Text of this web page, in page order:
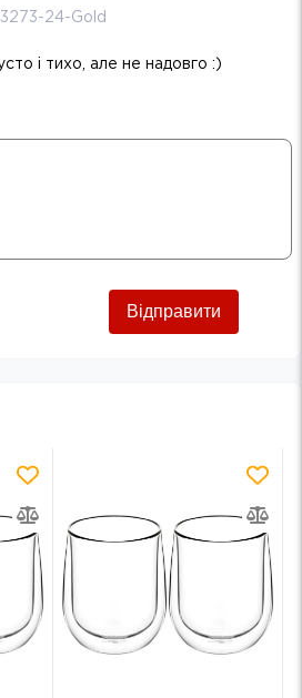
24-Gold
і тихо, але не надовго :)
Відправити